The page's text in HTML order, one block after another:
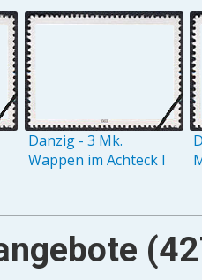
Danzig - 3 Mk.
Wappen im Achteck I